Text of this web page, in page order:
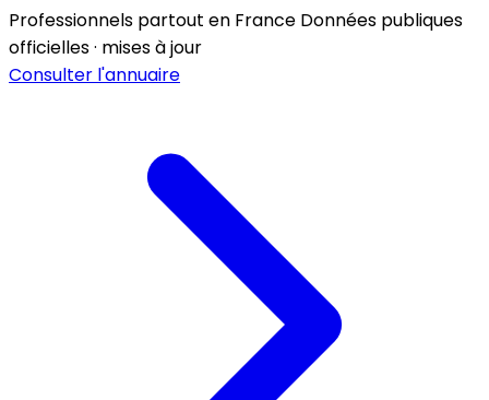
Professionnels partout en France Données publiques
officielles · mises à jour
Consulter l'annuaire